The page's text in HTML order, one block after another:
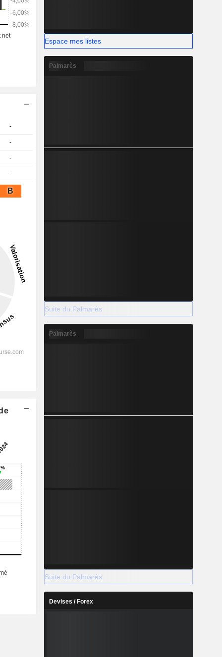
-
-
-
-
B
Espace mes listes
Palmarès
Suite du Palmarès
Palmarès
Suite du Palmarès
Devises / Forex